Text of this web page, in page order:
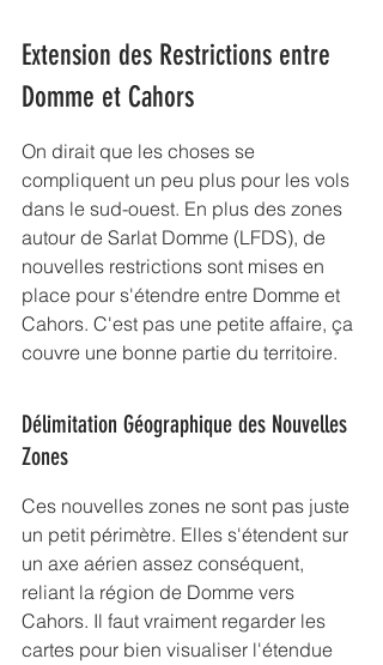
Extension des Restrictions entre
Domme et Cahors
On dirait que les choses se
compliquent un peu plus pour les vols
dans le sud-ouest. En plus des zones
autour de Sarlat Domme (LFDS), de
nouvelles restrictions sont mises en
place pour s'étendre entre Domme et
Cahors. C'est pas une petite affaire, ça
couvre une bonne partie du territoire.
Délimitation Géographique des Nouvelles
Zones
Ces nouvelles zones ne sont pas juste
un petit périmètre. Elles s'étendent sur
un axe aérien assez conséquent,
reliant la région de Domme vers
Cahors. Il faut vraiment regarder les
cartes pour bien visualiser l'étendue